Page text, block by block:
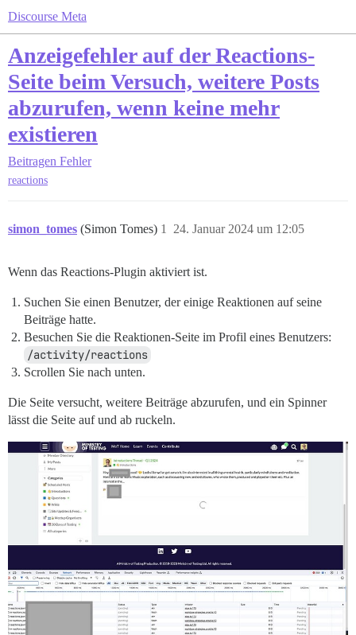
Discourse Meta
Anzeigefehler auf der Reactions-
Seite beim Versuch, weitere Posts
abzurufen, wenn keine mehr
existieren
Beitragen Fehler
reactions
simon_tomes (Simon Tomes) 24. Januar 2024 um 12:05
1
Wenn das Reactions-Plugin aktiviert ist.
Suchen Sie einen Benutzer, der einige Reaktionen auf seine
Beiträge hatte.
Besuchen Sie die Reaktionen-Seite im Profil eines Benutzers:
/activity/reactions
Scrollen Sie nach unten.
Die Seite versucht, weitere Beiträge abzurufen, und ein Spinner
lässt die Seite auf und ab ruckeln.